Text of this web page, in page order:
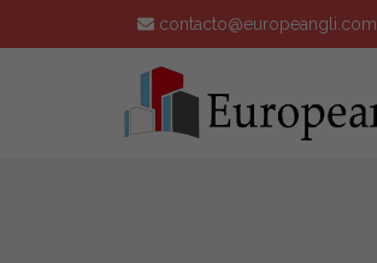
contacto@europeangli.com